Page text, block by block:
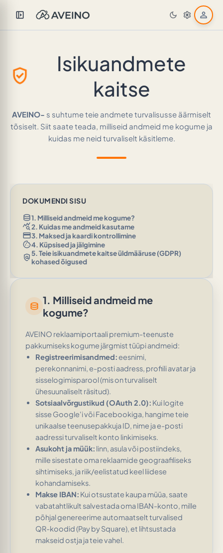
left_panel_open dark_mode settings person
verified_user
Isikuandmete
kaitse
AVEINO- s suhtume teie andmete turvalisusse äärmiselt
tõsiselt. Siit saate teada, milliseid andmeid me kogume ja
kuidas me neid turvaliselt käsitleme.
DOKUMENDI SISU
database1. Milliseid andmeid me kogume?
query_stats2. Kuidas me andmeid kasutame
credit_card3. Maksed ja kaardi kontrollimine
cookie4. Küpsised ja jälgimine
policy 5. Teie isikuandmete kaitse üldmääruse (GDPR)
kohased õigused
database 1. Milliseid andmeid me
kogume?
AVEINO reklaamiportaali premium-teenuste
pakkumiseks kogume järgmist tüüpi andmeid:
Registreerimisandmed: eesnimi,
perekonnanimi, e-posti aadress, profiili avatar ja
sisselogimisparool (mis on turvaliselt
ühesuunaliselt räsitud).
Sotsiaalvõrgustikud (OAuth 2.0): Kui logite
sisse Google'i või Facebookiga, hangime teie
unikaalse teenusepakkuja ID, nime ja e-posti
aadressi turvaliselt konto linkimiseks.
Asukoht ja müük: linn, asula või postiindeks,
mille sisestate oma reklaamide geograafiliseks
sihtimiseks, ja riik/eelistatud keel liidese
kohandamiseks.
Makse IBAN: Kui otsustate kaupa müüa, saate
vabatahtlikult salvestada oma IBAN-konto, mille
põhjal genereerime automaatselt turvalised
QR-koodid (Pay by Square), et lihtsustada
makseid ostja ja teie vahel.